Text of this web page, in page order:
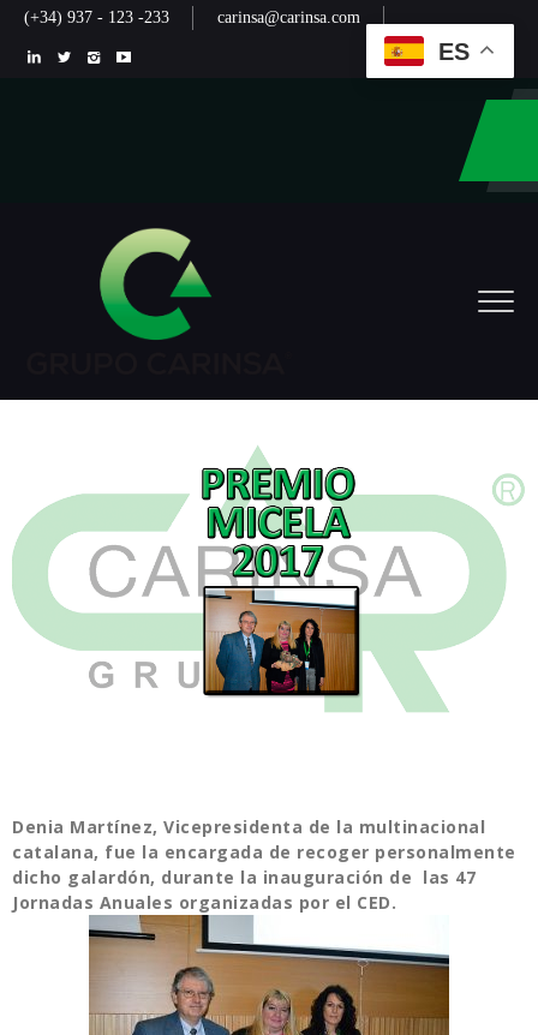
(+34) 937 - 123 -233 carinsa@carinsa.com
Denia Martínez, Vicepresidenta de la multinacional
catalana, fue la encargada de recoger personalmente
dicho galardón, durante la inauguración de las 47
Jornadas Anuales organizadas por el CED.
ES